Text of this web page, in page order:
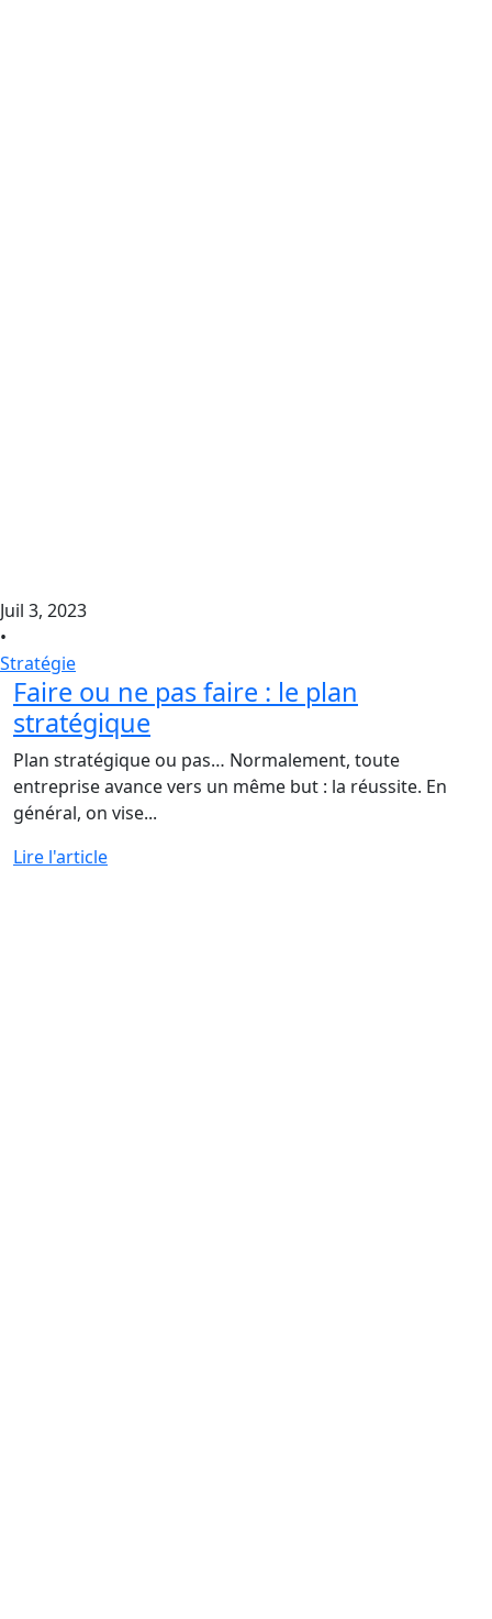
Juil 3, 2023
•
Stratégie
Faire ou ne pas faire : le plan
stratégique
Plan stratégique ou pas… Normalement, toute
entreprise avance vers un même but : la réussite. En
général, on vise...
Lire l'article